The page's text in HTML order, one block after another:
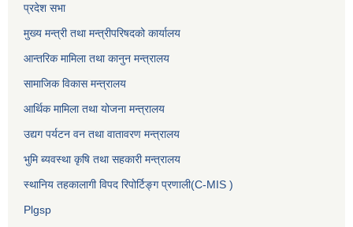
प्रदेश सभा
मुख्य मन्त्री तथा मन्त्रीपरिषदको कार्यालय
आन्तरिक मामिला तथा कानुन मन्त्रालय
सामाजिक विकास मन्त्रालय
आर्थिक मामिला तथा योजना मन्त्रालय
उद्यग पर्यटन वन तथा वातावरण मन्त्रालय
भुमि ब्यवस्था कृषि तथा सहकारी मन्त्रालय
स्थानिय तहकालागी विपद रिपोर्टिङ्ग प्रणाली(C-MIS )
Plgsp